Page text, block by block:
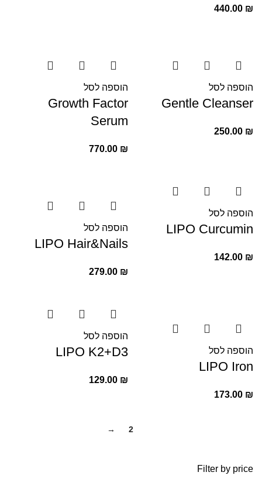
Filter by price
440.00 ₪
הוספה לסל
Gentle Cleanser
250.00 ₪
הוספה לסל
Growth Factor
Serum
770.00 ₪
הוספה לסל
LIPO Curcumin
142.00 ₪
הוספה לסל
LIPO Hair&Nails
279.00 ₪
הוספה לסל
LIPO Iron
173.00 ₪
הוספה לסל
LIPO K2+D3
129.00 ₪
2
→